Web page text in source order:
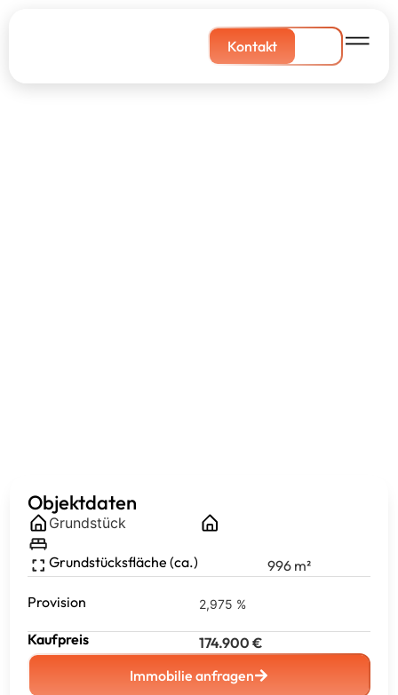
Kontakt
Objektdaten
Grundstück
Grundstücksfläche (ca.) 996 m²
Provision 2,975 %
Kaufpreis 174.900 €
Immobilie anfragen